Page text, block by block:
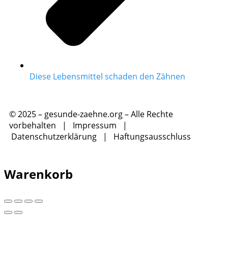
Diese Lebensmittel schaden den Zähnen
© 2025 – gesunde-zaehne.org – Alle Rechte
vorbehalten | Impressum |
Datenschutzerklärung | Haftungsausschluss
Warenkorb